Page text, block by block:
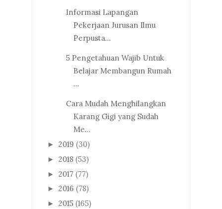
Informasi Lapangan
Pekerjaan Jurusan Ilmu
Perpusta...
5 Pengetahuan Wajib Untuk
Belajar Membangun Rumah
...
Cara Mudah Menghilangkan
Karang Gigi yang Sudah
Me...
► 2019 (30)
► 2018 (53)
► 2017 (77)
► 2016 (78)
► 2015 (165)